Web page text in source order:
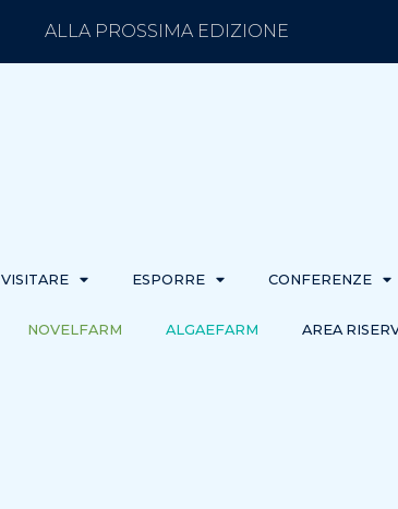
ALLA PROSSIMA EDIZIONE
VISITARE ESPORRE CONFERENZE
NOVELFARM ALGAEFARM AREA